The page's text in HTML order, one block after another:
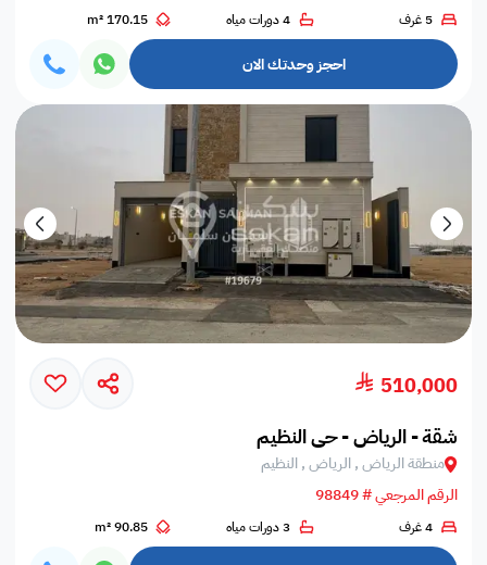
5 غرف 4 دورات مياه 170.15 m²
احجز وحدتك الان
510,000
شقة - الرياض - حي النظيم
منطقة الرياض , الرياض , النظيم
الرقم المرجعي # 98849
4 غرف 3 دورات مياه 90.85 m²